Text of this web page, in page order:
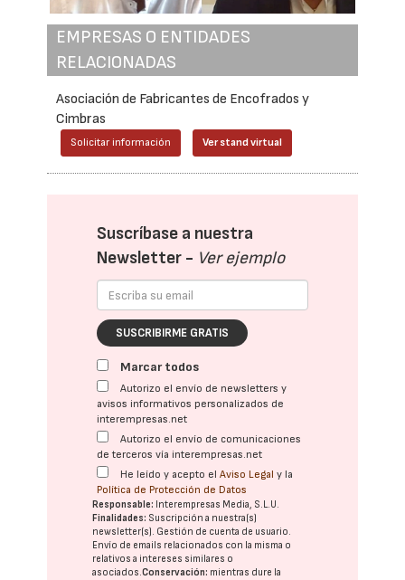
EMPRESAS O ENTIDADES
RELACIONADAS
Asociación de Fabricantes de Encofrados y
Cimbras
Solicitar información Ver stand virtual
Suscríbase a nuestra
Newsletter - Ver ejemplo
SUSCRIBIRME GRATIS
Marcar todos
Autorizo el envío de newsletters y
avisos informativos personalizados de
interempresas.net
Autorizo el envío de comunicaciones
de terceros vía interempresas.net
He leído y acepto elAviso Legal y la
Política de Protección de Datos
Responsable: Interempresas Media, S.L.U.
Finalidades: Suscripción a nuestra(s)
newsletter(s). Gestión de cuenta de usuario.
Envío de emails relacionados con la misma o
relativos a intereses similares o
asociados.Conservación: mientras dure la